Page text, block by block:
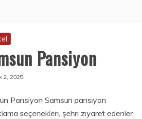
Pansiyon
2, 2025
Pansiyon Samsun pansiyon
seçenekleri, şehri ziyaret edenler